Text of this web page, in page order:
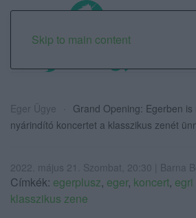
Skip to main content
Eger Ügye
Grand Opening: Egerben
nyárindító koncertet a klasszikus zenét
2022. május 21. Szombat, 20:30 | Barna
Címkék: egerplusz, eger, koncert,
klasszikus zene